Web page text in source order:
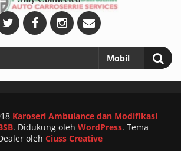
Karoseri Ambulance dan Modifikasi
. Didukung oleh WordPress. Tema
oleh Ciuss Creative